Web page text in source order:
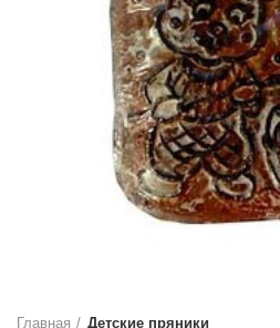
Главная Детские пряники